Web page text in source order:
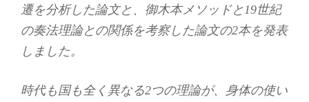
遷を分析した論文と、御木本メソッドと19世紀
の奏法理論との関係を考察した論文の2本を発表
しました。
時代も国も全く異なる2つの理論が、身体の使い